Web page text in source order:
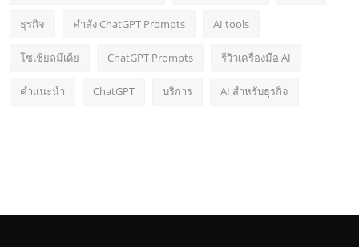
ธุรกิจ คำสั่ง ChatGPT Prompts AI tools
โซเชียลมีเดีย ChatGPT Prompts รีวิวเครื่องมือ AI
คำแนะนำ ChatGPT บริการ AI สำหรับธุรกิจ